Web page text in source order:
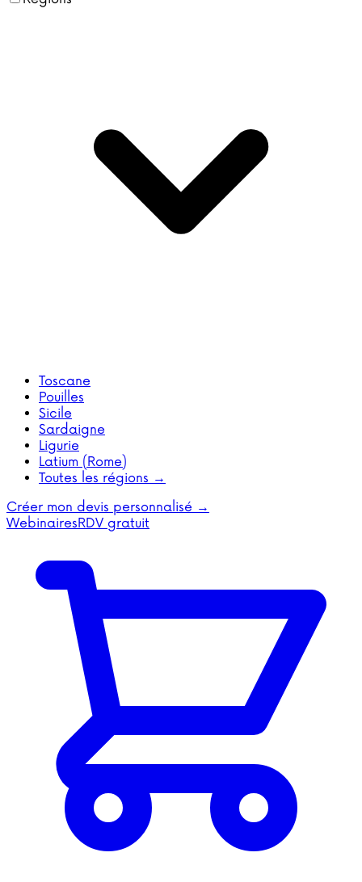
Toscane
Pouilles
Sicile
Sardaigne
Ligurie
Latium (Rome)
Toutes les régions →
Créer mon devis personnalisé →
WebinairesRDV gratuit